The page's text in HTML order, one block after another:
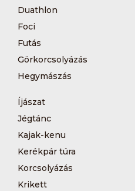
Duathlon
Foci
Futás
Görkorcsolyázás
Hegymászás
Íjászat
Jégtánc
Kajak-kenu
Kerékpár túra
Korcsolyázás
Krikett